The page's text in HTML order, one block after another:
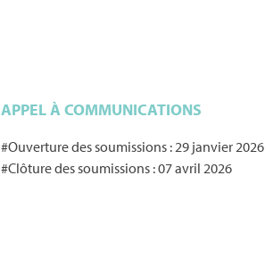
APPEL À COMMUNICATIONS
#Ouverture des soumissions : 29 janvier 2026
#Clôture des soumissions : 07 avril 2026